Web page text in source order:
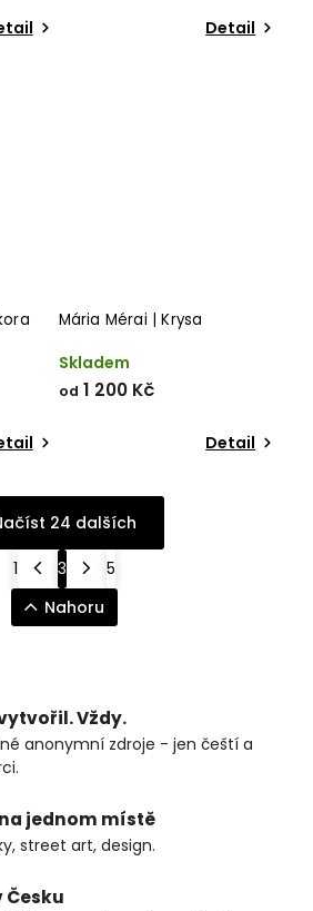
Detail
Mária Mérai | Krysa
Skladem
od 1 200 Kč
Detail
24 dalších
1 3
5
Nahoru
Vždy.
anonymní zdroje - jen čeští a
jednom místě
street art, design.
Česku